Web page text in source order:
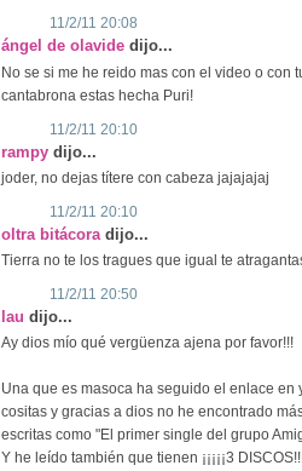
11/2/11 20:08
ángel de olavide dijo...
No se si me he reido mas con el video o con
cantabrona estas hecha Puri!
11/2/11 20:10
rampy dijo...
joder, no dejas títere con cabeza jajajajaj
11/2/11 20:10
oltra bitácora dijo...
Tierra no te los tragues que igual te
11/2/11 20:50
lau dijo...
Ay dios mío qué vergüenza ajena por favor!!!
Una que es masoca ha seguido el enlace en
cositas y gracias a dios no he encontrado
escritas como "El primer single del grupo
Y he leído también que tienen ¡¡¡¡¡3